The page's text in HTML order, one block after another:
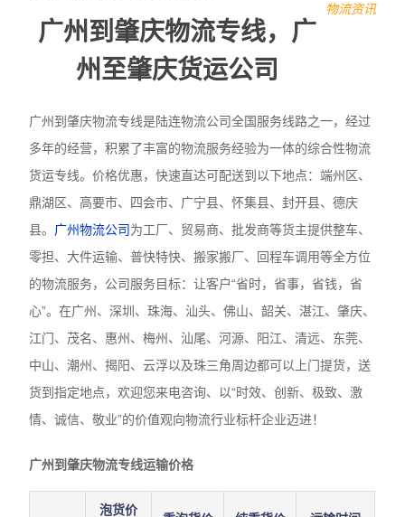
物流资讯
广州到肇庆物流专线，广
州至肇庆货运公司
广州到肇庆物流专线是陆连物流公司全国服务线路之一，经过
多年的经营，积累了丰富的物流服务经验为一体的综合性物流
货运专线。价格优惠，快速直达可配送到以下地点：端州区、
鼎湖区、高要市、四会市、广宁县、怀集县、封开县、德庆
县。 广州物流公司为工厂、贸易商、批发商等货主提供整车、
零担、大件运输、普快特快、搬家搬厂、回程车调用等全方位
的物流服务，公司服务目标：让客户“省时，省事，省钱，省
心”。在广州、深圳、珠海、汕头、佛山、韶关、湛江、肇庆、
江门、茂名、惠州、梅州、汕尾、河源、阳江、清远、东莞、
中山、潮州、揭阳、云浮以及珠三角周边都可以上门提货，送
货到指定地点，欢迎您来电咨询、以“时效、创新、极致、激
情、诚信、敬业”的价值观向物流行业标杆企业迈进！
广州到肇庆物流专线运输价格
泡货价